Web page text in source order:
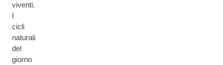
viventi.
I
cicli
naturali
del
giorno